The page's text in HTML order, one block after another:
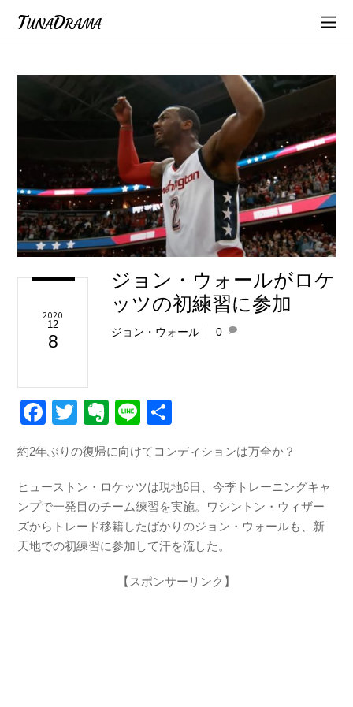
TunaDrama
2020
12
8
ジョン・ウォールがロケ
ッツの初練習に参加
ジョン・ウォール 0
F
c
e
b
o
T
tt
er
E
er
n
ot
e
Li
e
約2年ぶりの復帰に向けてコンディションは万全か？
ヒューストン・ロケッツは現地6日、今季トレーニングキャ
ンプで一発目のチーム練習を実施。ワシントン・ウィザー
ズからトレード移籍したばかりのジョン・ウォールも、新
天地での初練習に参加して汗を流した。
【スポンサーリンク】